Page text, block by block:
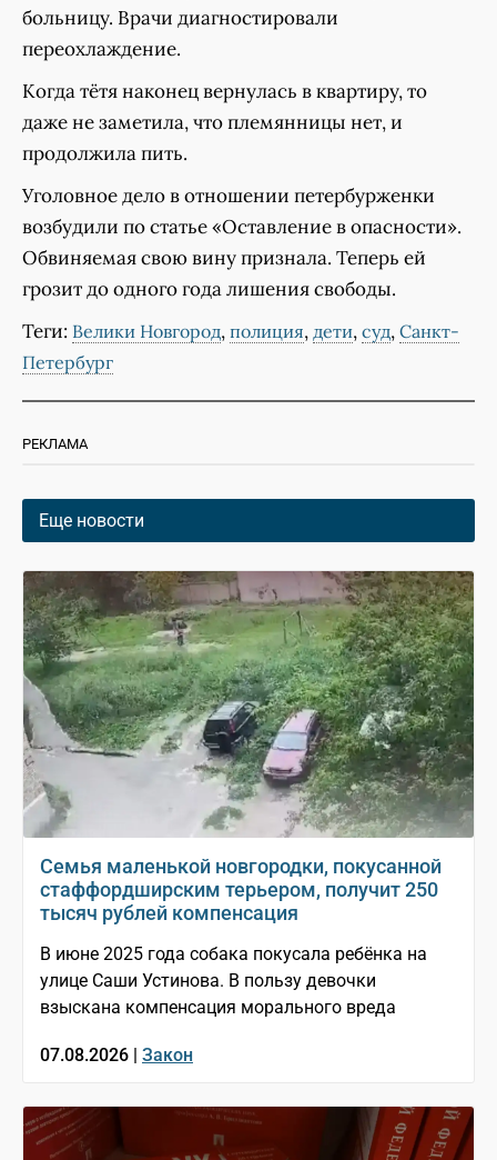
больницу. Врачи диагностировали
переохлаждение.
Когда тётя наконец вернулась в квартиру, то
даже не заметила, что племянницы нет, и
продолжила пить.
Уголовное дело в отношении петербурженки
возбудили по статье «Оставление в опасности».
Обвиняемая свою вину признала. Теперь ей
грозит до одного года лишения свободы.
Теги: Велики Новгород, полиция, дети, суд, Санкт-
Петербург
РЕКЛАМА
Еще новости
Семья маленькой новгородки, покусанной
стаффордширским терьером, получит 250
тысяч рублей компенсация
В июне 2025 года собака покусала ребёнка на
улице Саши Устинова. В пользу девочки
взыскана компенсация морального вреда
07.08.2026 | Закон